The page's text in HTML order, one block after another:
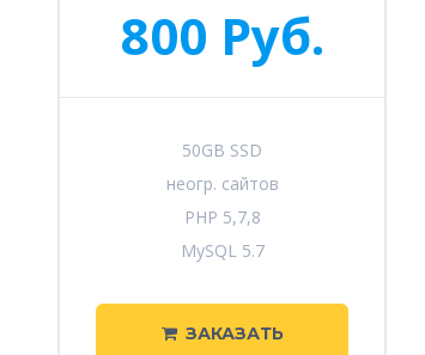
800 Руб.
50GB SSD
неогр. сайтов
PHP 5,7,8
MySQL 5.7
ЗАКАЗАТЬ